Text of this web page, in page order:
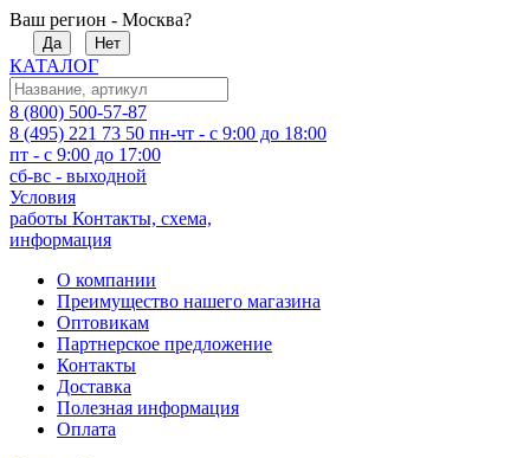
Ваш регион - Москва?
Да Нет
КАТАЛОГ
8 (800) 500-57-87
8 (495) 221 73 50 пн-чт - с 9:00 до 18:00
пт - с 9:00 до 17:00
сб-вс - выходной
Условия
работы Контакты, схема,
информация
О компании
Преимущество нашего магазина
Оптовикам
Партнерское предложение
Контакты
Доставка
Полезная информация
Оплата